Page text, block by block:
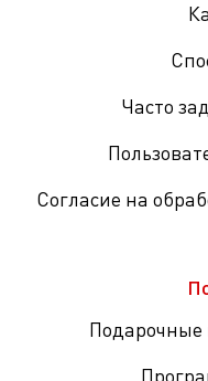
Часто
Согласие на
Подарочные